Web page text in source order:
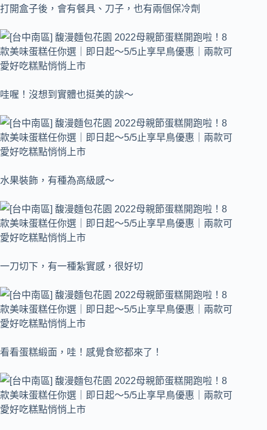
打開盒子後，會有餐具、刀子，也有兩個保冷劑
哇喔！沒想到實體也挺美的誒～
水果裝飾，有種為高級感～
一刀切下，有一種紮實感，很好切
看看蛋糕緞面，哇！感覺食慾都來了！